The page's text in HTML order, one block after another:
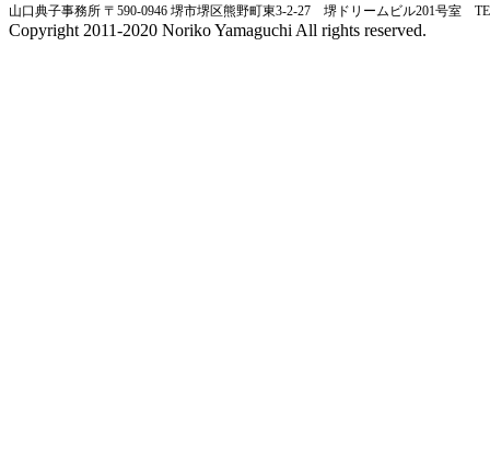
山口典子事務所 〒590-0946 堺市堺区熊野町東3-2-27 堺ドリームビル201号室
Copyright 2011-2020 Noriko Yamaguchi All rights reserved.